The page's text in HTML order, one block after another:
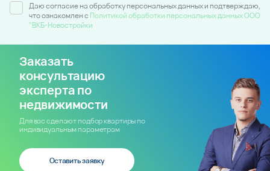
Даю согласие на обработку персональных данных и подтверждаю,
что ознакомлен c Политикой обработки персональных данных ООО
"ВКБ-Новостройки
Заказать
консультацию
эксперта по
недвижимости
Для вас сделают подбор квартиры по
индивидуальным параметрам
Оставить заявку